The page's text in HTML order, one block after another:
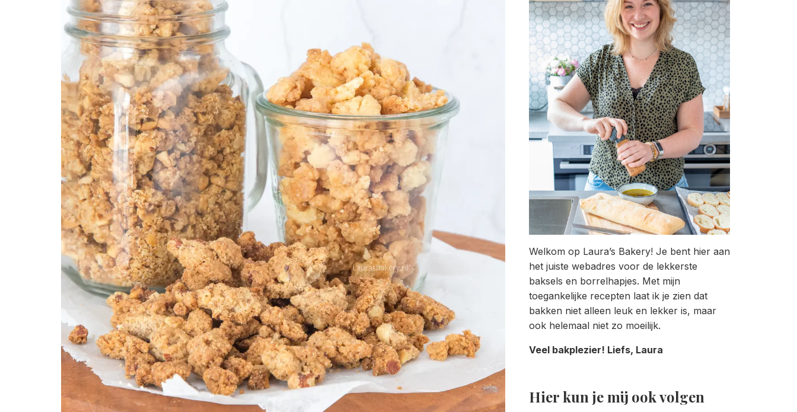
Welkom op Laura’s Bakery! Je bent hier aan
het juiste webadres voor de lekkerste
baksels en borrelhapjes. Met mijn
toegankelijke recepten laat ik je zien dat
bakken niet alleen leuk en lekker is, maar
ook helemaal niet zo moeilijk.
Veel bakplezier! Liefs, Laura
Hier kun je mij ook volgen